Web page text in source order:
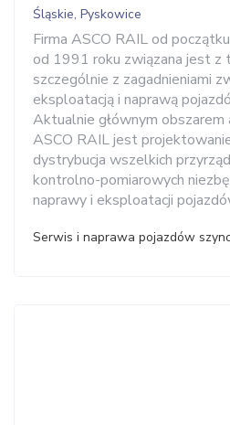
Śląskie, Pyskowice
Firma ASCO RAIL od
od 1991 roku związana jest z
szczególnie z zagadnieniami
eksploatacją i naprawą
Aktualnie głównym
ASCO RAIL jest
dystrybucja wszelkich
kontrolno-pomiarowych
naprawy i eksploatacji
Serwis i naprawa pojazdów